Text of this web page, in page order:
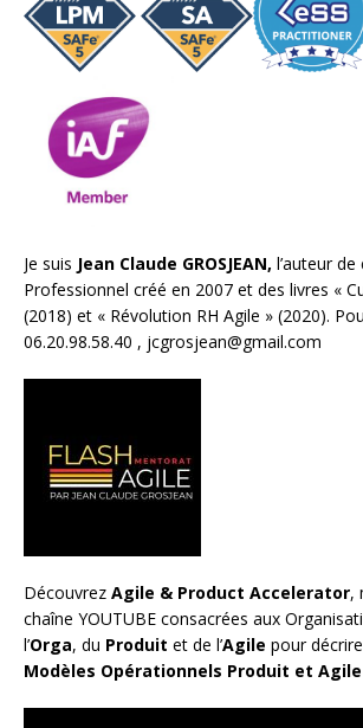
Je suis Jean Claude GROSJEAN, l’auteur
Professionnel créé en 2007 et des livres «
(2018) et « Révolution RH Agile » (2020).
06.20.98.58.40 , jcgrosjean@gmail.com
Découvrez Agile & Product Accelerator,
chaîne YOUTUBE consacrées aux
l’Orga, du Produit et de l’Agile pour
Modèles Opérationnels Produit et Agile